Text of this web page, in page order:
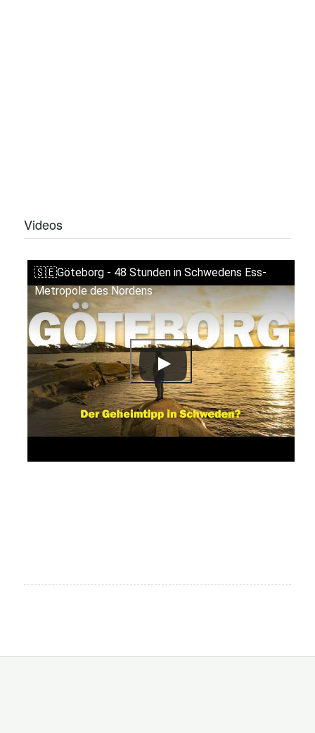
Videos
🇸🇪Göteborg - 48 Stunden in Schwedens Ess-
Metropole des Nordens